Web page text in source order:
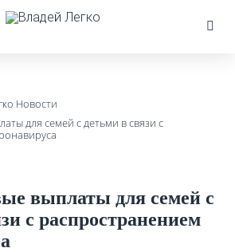
Новости
для семей с детьми в связи с
выплаты для семей с
с распространением